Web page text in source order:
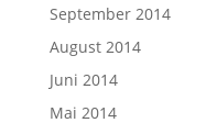
September 2014
August 2014
Juni 2014
Mai 2014